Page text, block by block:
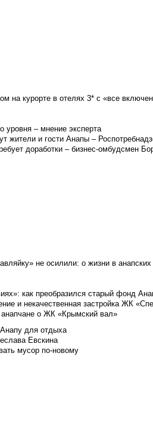
на курорте в отелях 3* с «все
уровня – мнение эксперта
жители и гости Анапы –
доработки – бизнес-омбудсмен
не осилили: о жизни в анапских
как преобразился старый фонд
и некачественная застройка ЖК
о ЖК «Крымский вал»
для отдыха
Евскина
мусор по-новому